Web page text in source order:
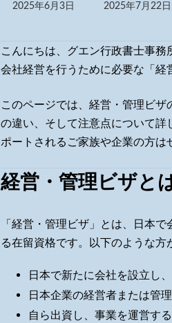
2025年6月3日 2025年7月22日
こんにちは、グエン行政書士事
会社経営を行うために必要な「経
このページでは、経営・管理ビ
の違い、そして注意点について
ポートされるご家族や企業の方は
経営・管理ビザと
「経営・管理ビザ」とは、日本
る在留資格です。以下のような方
日本で新たに会社を設立し
日本企業の経営者または管
自ら出資し、事業を運営す